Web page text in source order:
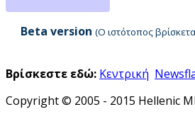
Beta version (Ο ιστότοπος
Βρίσκεστε εδώ: Κεντρική
Copyright © 2005 - 2015 Hellenic